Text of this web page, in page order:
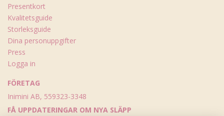
Presentkort
Kvalitetsguide
Storleksguide
Dina personuppgifter
Press
Logga in
FÖRETAG
Inimini AB, 559323-3348
FÅ UPPDATERINGAR OM NYA SLÄPP